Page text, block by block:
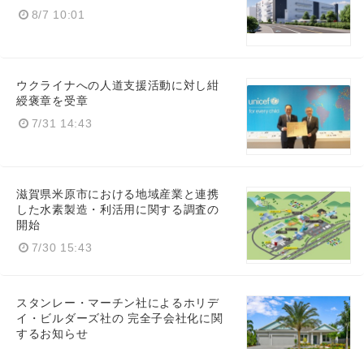
8/7 10:01
ウクライナへの人道支援活動に対し紺
綬褒章を受章
7/31 14:43
滋賀県米原市における地域産業と連携
した水素製造・利活用に関する調査の
開始
7/30 15:43
スタンレー・マーチン社によるホリデ
イ・ビルダーズ社の 完全子会社化に関
するお知らせ